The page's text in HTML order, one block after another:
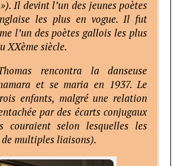
Il devint l’un des jeunes poètes
les plus en vogue. Il fut
l’un des poètes gallois les plus
XXème siècle.
rencontra la danseuse
et se maria en 1937. Le
enfants, malgré une relation
par des écarts conjugaux
couraient selon lesquelles les
multiples liaisons).